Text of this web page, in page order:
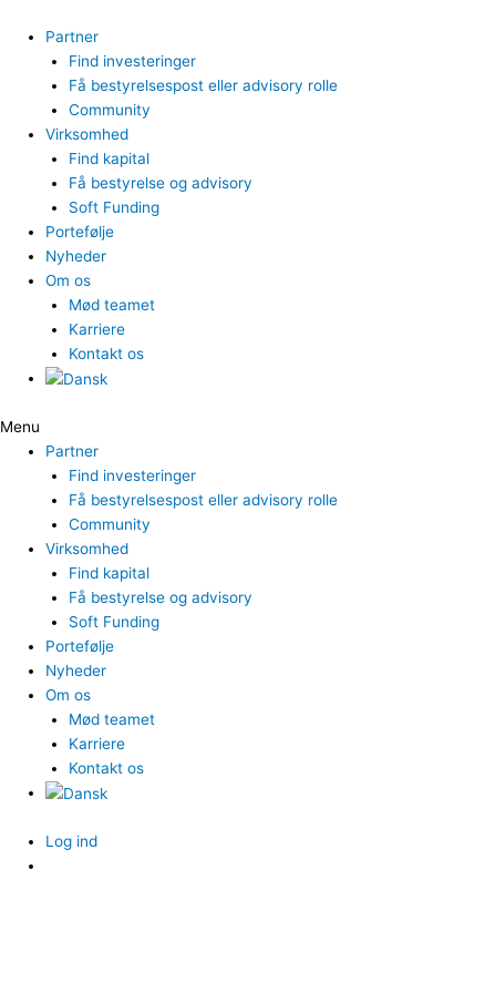
indholdet
Partner
Find investeringer
Få bestyrelsespost eller advisory rolle
Community
Virksomhed
Find kapital
Få bestyrelse og advisory
Soft Funding
Portefølje
Nyheder
Om os
Mød teamet
Karriere
Kontakt os
Menu
Partner
Find investeringer
Få bestyrelsespost eller advisory rolle
Community
Virksomhed
Find kapital
Få bestyrelse og advisory
Soft Funding
Portefølje
Nyheder
Om os
Mød teamet
Karriere
Kontakt os
Log ind